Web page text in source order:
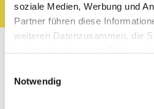
soziale Medien, Werbung und
Partner führen diese
weiteren Datenzusammen, die
Impressum
Notwendig
Filter results
Places of Interest